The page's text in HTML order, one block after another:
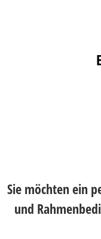
Sie möchten ein
und